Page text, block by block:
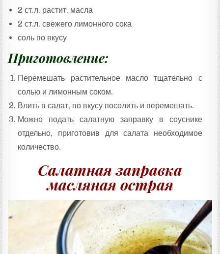
2 ст.л. растит. масла
2 ст.л. свежего лимонного сока
соль по вкусу
Приготовление:
Перемешать растительное масло тщательно с
солью и лимонным соком.
Влить в салат, по вкусу посолить и перемешать.
Можно подать салатную заправку в соуснике
отдельно, приготовив для салата необходимое
количество.
Салатная заправка
масляная острая